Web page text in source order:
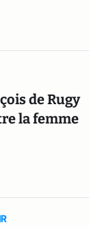
de Rugy
la femme